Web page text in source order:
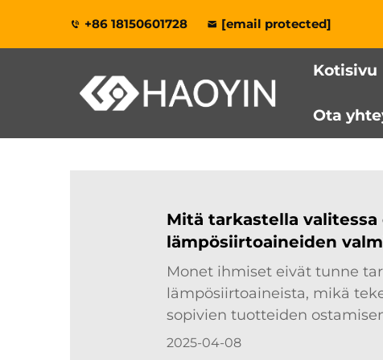
+86 18150601728 [email protected]
Kotisivu
Ota
Mitä tarkastella valitessa
lämpösiirtoaineiden
Monet ihmiset eivät tunne
lämpösiirtoaineista, mikä
sopivien tuotteiden
tässä annan laajan
2025-04-08